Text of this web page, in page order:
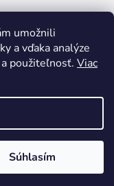
umožnili
a vďaka analýze
použiteľnosť. Viac
Súhlasím
práva vyhradené.